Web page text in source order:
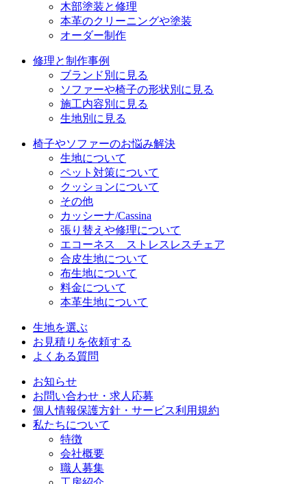
木部塗装と修理
本革のクリーニングや塗装
オーダー制作
修理と制作事例
ブランド別に見る
ソファーや椅子の形状別に見る
施工内容別に見る
生地別に見る
椅子やソファーのお悩み解決
生地について
ペット対策について
クッションについて
その他
カッシーナ/Cassina
張り替えや修理について
エコーネス ストレスレスチェア
合皮生地について
布生地について
料金について
本革生地について
生地を選ぶ
お見積りを依頼する
よくある質問
お知らせ
お問い合わせ・求人応募
個人情報保護方針・サービス利用規約
私たちについて
特徴
会社概要
職人募集